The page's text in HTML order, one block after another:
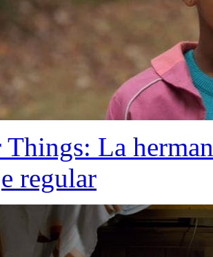
Things: La
regular